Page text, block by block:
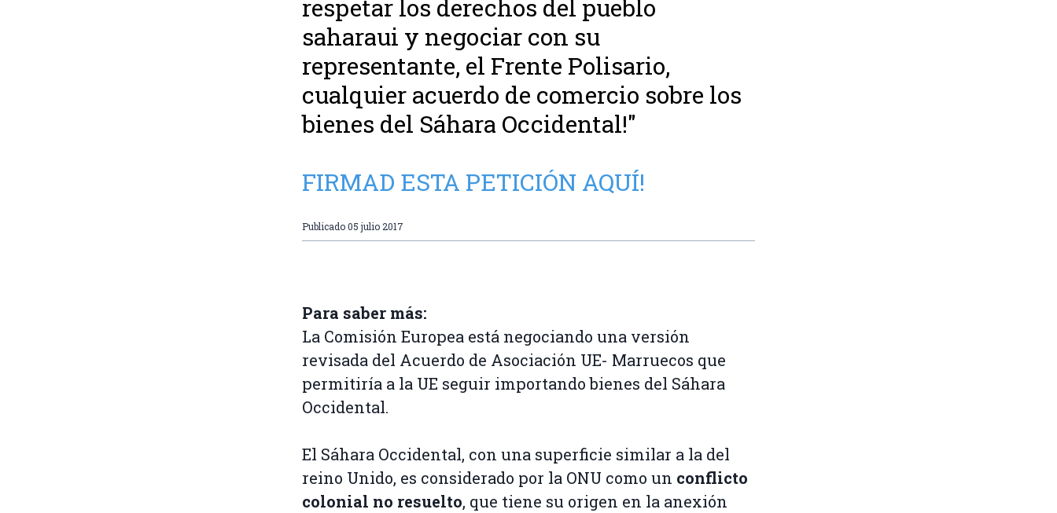
respetar los derechos del pueblo
saharaui y negociar con su
representante, el Frente Polisario,
cualquier acuerdo de comercio sobre los
bienes del Sáhara Occidental!"
FIRMAD ESTA PETICIÓN AQUÍ!
Publicado05 julio 2017
Para saber más:
La Comisión Europea está negociando una versión
revisada del Acuerdo de Asociación UE- Marruecos que
permitiría a la UE seguir importando bienes del Sáhara
Occidental.
El Sáhara Occidental, con una superficie similar a la del
reino Unido, es considerado por la ONU como un conflicto
colonial no resuelto, que tiene su origen en la anexión